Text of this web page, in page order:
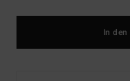
In den